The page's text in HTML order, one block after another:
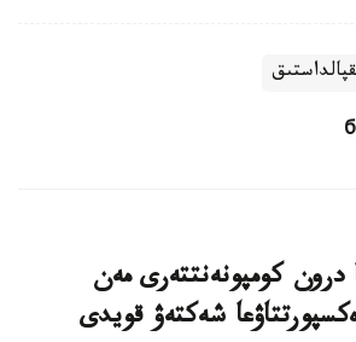
كومپونەنتتەرى مەن
شەكتەۋ قويدى